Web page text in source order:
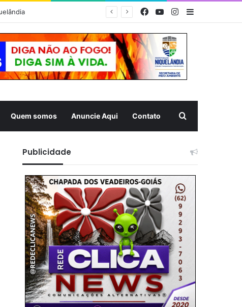
FacebookYouTubeInstagram
Quem somos Anuncie Aqui Contato
Publicidade